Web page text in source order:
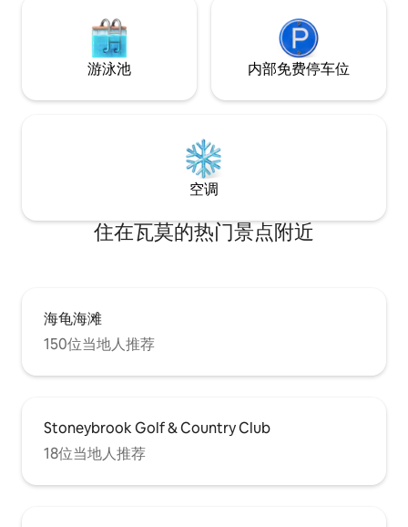
游泳池 内部免费停车位
空调
住在瓦莫的热门景点附近
海龟海滩
150位当地人推荐
Stoneybrook Golf & Country Club
18位当地人推荐